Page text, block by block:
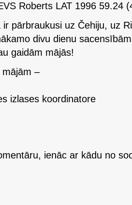
Roberts LAT 1996 59.24
ir pārbraukusi uz Čehiju, uz
divu dienu
gaidām mājās!
–
izlases koordinatore
ienāc ar kādu no